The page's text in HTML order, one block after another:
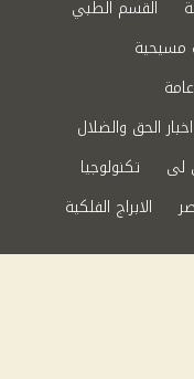
القسم الطبي
مسيحية
اخبار الحق والضلال
لى
تكنولوجيا
الابراج الفلكية